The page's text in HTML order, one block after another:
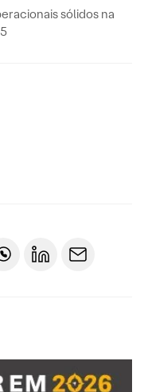
sólidos na